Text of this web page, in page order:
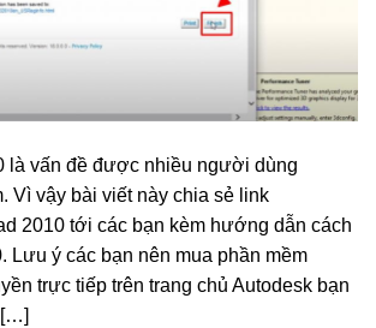
là vấn đề được nhiều người dùng
Vì vậy bài viết này chia sẻ link
2010 tới các bạn kèm hướng dẫn cách
Lưu ý các bạn nên mua phần mềm
trực tiếp trên trang chủ Autodesk bạn
[…]